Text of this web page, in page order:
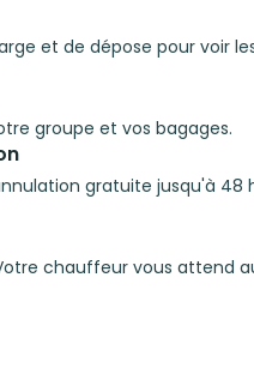
et de dépose pour voir
groupe et vos bagages.
gratuite jusqu'à 48
chauffeur vous attend